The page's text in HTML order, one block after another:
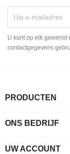
U kunt op elk gewenst
contactgegevens
PRODUCTEN
ONS BEDRIJF
UW ACCOUNT